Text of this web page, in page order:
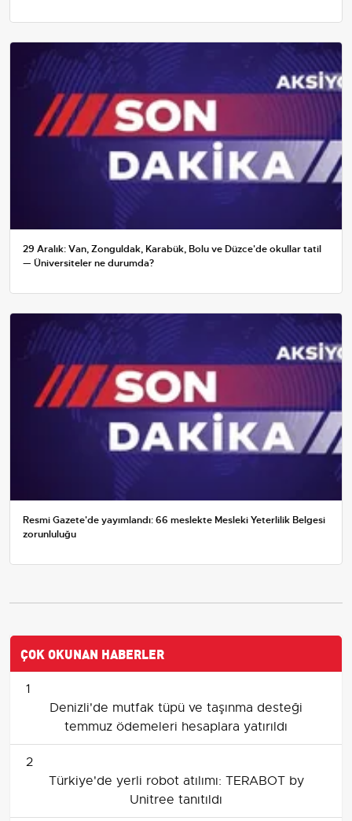
29 Aralık: Van, Zonguldak, Karabük, Bolu ve Düzce'de okullar tatil
— Üniversiteler ne durumda?
Resmi Gazete'de yayımlandı: 66 meslekte Mesleki Yeterlilik Belgesi
zorunluluğu
ÇOK OKUNAN HABERLER
1
Denizli'de mutfak tüpü ve taşınma desteği
temmuz ödemeleri hesaplara yatırıldı
2
Türkiye'de yerli robot atılımı: TERABOT by
Unitree tanıtıldı